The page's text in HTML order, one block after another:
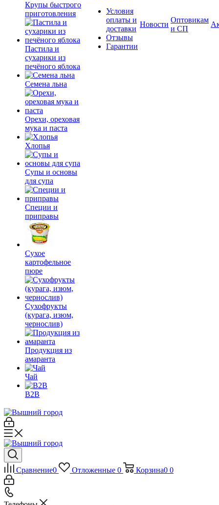
Крупы быстрого
приготовления
Пастила и
сухарики из
печёного яблока
Семена льна
Орехи, ореховая
мука и паста
Хлопья
Супы и основы
для супа
Специи и
приправы
Сухое
картофельное
пюре
Сухофрукты
(курага, изюм,
чернослив)
Продукция из
амаранта
Чай
B2B
Условия
оплаты и
доставки
Отзывы
Гарантии
Новости
Оптовикам
и СП
Сравнение0 Отложенные 0 Корзина0 0